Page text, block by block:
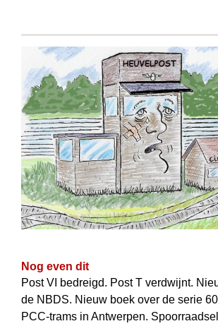
Nog even dit
Post VI bedreigd. Post T verdwijnt.
de NBDS. Nieuw boek over de serie
PCC-trams in Antwerpen.